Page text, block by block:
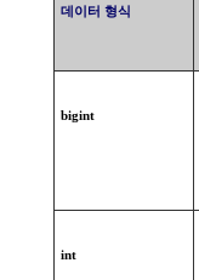
데이터 형식
bigint
int